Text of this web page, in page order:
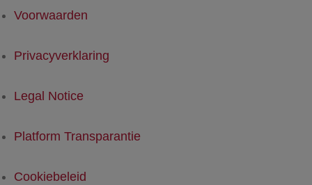
Voorwaarden
Privacyverklaring
Legal Notice
Platform Transparantie
Cookiebeleid